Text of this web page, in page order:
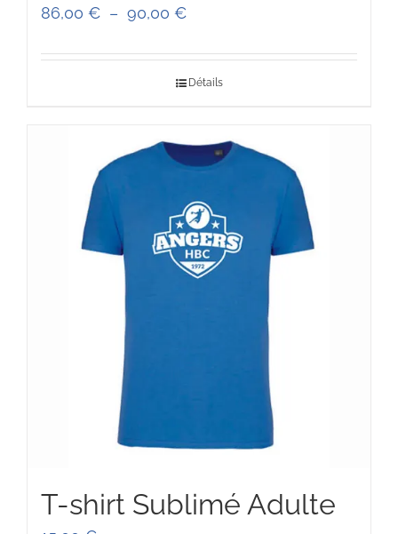
86,00 € – 90,00 €Plage
90,00 €
Détails
T-shirt Sublimé Adulte